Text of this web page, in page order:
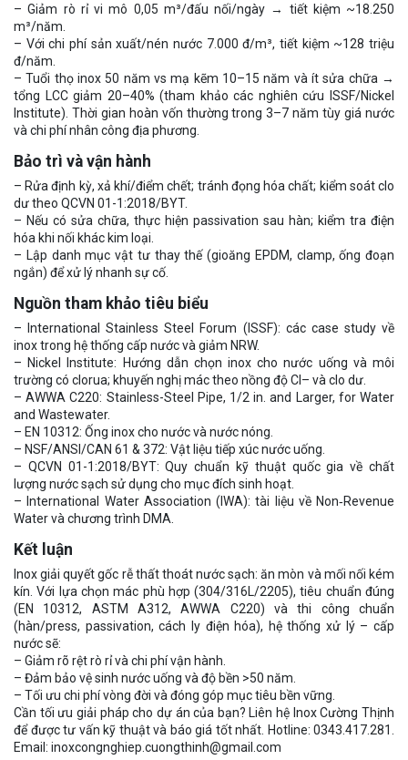
– Giảm rò rỉ vi mô 0,05 m³/đấu nối/ngày → tiết kiệm ~18.250
m³/năm.
– Với chi phí sản xuất/nén nước 7.000 đ/m³, tiết kiệm ~128 triệu
đ/năm.
– Tuổi thọ inox 50 năm vs mạ kẽm 10–15 năm và ít sửa chữa →
tổng LCC giảm 20–40% (tham khảo các nghiên cứu ISSF/Nickel
Institute). Thời gian hoàn vốn thường trong 3–7 năm tùy giá nước
và chi phí nhân công địa phương.
Bảo trì và vận hành
– Rửa định kỳ, xả khí/điểm chết; tránh đọng hóa chất; kiểm soát clo
dư theo QCVN 01-1:2018/BYT.
– Nếu có sửa chữa, thực hiện passivation sau hàn; kiểm tra điện
hóa khi nối khác kim loại.
– Lập danh mục vật tư thay thế (gioăng EPDM, clamp, ống đoạn
ngắn) để xử lý nhanh sự cố.
Nguồn tham khảo tiêu biểu
– International Stainless Steel Forum (ISSF): các case study về
inox trong hệ thống cấp nước và giảm NRW.
– Nickel Institute: Hướng dẫn chọn inox cho nước uống và môi
trường có clorua; khuyến nghị mác theo nồng độ Cl– và clo dư.
– AWWA C220: Stainless-Steel Pipe, 1/2 in. and Larger, for Water
and Wastewater.
– EN 10312: Ống inox cho nước và nước nóng.
– NSF/ANSI/CAN 61 & 372: Vật liệu tiếp xúc nước uống.
– QCVN 01-1:2018/BYT: Quy chuẩn kỹ thuật quốc gia về chất
lượng nước sạch sử dụng cho mục đích sinh hoạt.
– International Water Association (IWA): tài liệu về Non‑Revenue
Water và chương trình DMA.
Kết luận
Inox giải quyết gốc rễ thất thoát nước sạch: ăn mòn và mối nối kém
kín. Với lựa chọn mác phù hợp (304/316L/2205), tiêu chuẩn đúng
(EN 10312, ASTM A312, AWWA C220) và thi công chuẩn
(hàn/press, passivation, cách ly điện hóa), hệ thống xử lý – cấp
nước sẽ:
– Giảm rõ rệt rò rỉ và chi phí vận hành.
– Đảm bảo vệ sinh nước uống và độ bền >50 năm.
– Tối ưu chi phí vòng đời và đóng góp mục tiêu bền vững.
Cần tối ưu giải pháp cho dự án của bạn? Liên hệ Inox Cường Thịnh
để được tư vấn kỹ thuật và báo giá tốt nhất. Hotline: 0343.417.281.
Email: inoxcongnghiep.cuongthinh@gmail.com